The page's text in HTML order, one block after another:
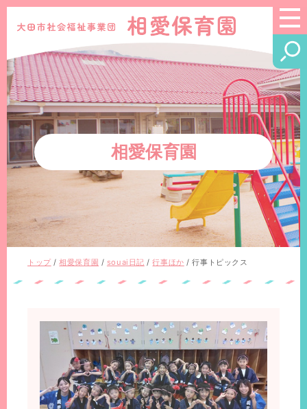
このページの本文へ
相愛保育園
現トップ /相愛保育園 / souai日記 /行事ほか /行事トピックス